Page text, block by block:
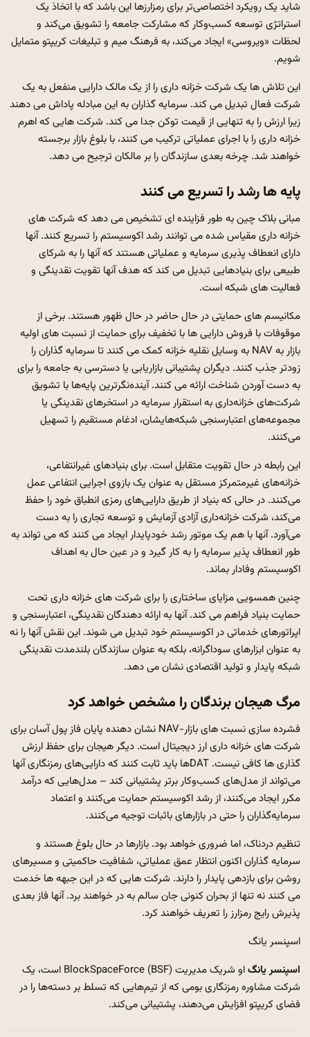
شاید یک رویکرد اختصاصی‌تر برای رمزارزها این باشد که با اتخاذ یک
استراتژی توسعه کسب‌وکار که مشارکت جامعه را تشویق می‌کند و
لحظات «ویروسی» ایجاد می‌کند، به فرهنگ میم و تبلیغات کریپتو متمایل
شویم.
این تلاش ها یک شرکت خزانه داری را از یک مالک دارایی منفعل به یک
شرکت فعال تبدیل می کند. سرمایه گذاران به این مبادله پاداش می دهند
زیرا ارزش را به تنهایی از قیمت توکن جدا می کند. شرکت هایی که اهرم
خزانه داری را با اجرای عملیاتی ترکیب می کنند، با بلوغ بازار برجسته
خواهند شد. چرخه بعدی سازندگان را بر مالکان ترجیح می دهد.
پایه ها رشد را تسریع می کنند
مبانی بلاک چین به طور فزاینده ای تشخیص می دهد که شرکت های
خزانه داری مقیاس شده می توانند رشد اکوسیستم را تسریع کنند. آنها
دارای انعطاف پذیری سرمایه و عملیاتی هستند که آنها را به شرکای
طبیعی برای بنیادهایی تبدیل می کند که هدف آنها تقویت نقدینگی و
فعالیت های شبکه است.
مکانیسم های حمایتی در حال حاضر در حال ظهور هستند. برخی از
موقوفات با فروش دارایی ها با تخفیف برای حمایت از نسبت های اولیه
بازار به NAV به وسایل نقلیه خزانه کمک می کنند تا سرمایه گذاران را
زودتر جذب کنند. دیگران پشتیبانی بازاریابی یا دسترسی به جامعه را برای
به دست آوردن شناخت ارائه می کنند. آینده‌نگرترین پایه‌ها با تشویق
شرکت‌های خزانه‌داری به استقرار سرمایه در استخرهای نقدینگی یا
مجموعه‌های اعتبارسنجی شبکه‌هایشان، ادغام مستقیم را تسهیل
می‌کنند.
این رابطه در حال تقویت متقابل است. برای بنیادهای غیرانتفاعی،
خزانه‌های غیرمتمرکز مستقل به عنوان یک بازوی اجرایی انتفاعی عمل
می‌کنند. در حالی که بنیاد از طریق دارایی‌های رمزی انطباق خود را حفظ
می‌کند، شرکت خزانه‌داری آزادی آزمایش و توسعه تجاری را به دست
می‌آورد. آنها با هم یک موتور رشد خودپایدار ایجاد می کنند که می تواند به
طور انعطاف پذیر سرمایه را به کار گیرد و در عین حال به اهداف
اکوسیستم وفادار بماند.
چنین همسویی مزایای ساختاری را برای شرکت های خزانه داری تحت
حمایت بنیاد فراهم می کند. آنها به ارائه دهندگان نقدینگی، اعتبارسنجی و
اپراتورهای خدماتی در اکوسیستم خود تبدیل می شوند. این نقش آنها را نه
به عنوان ابزارهای سوداگرانه، بلکه به عنوان سازندگان بلندمدت نقدینگی
شبکه پایدار و تولید اقتصادی نشان می دهد.
مرگ هیجان برندگان را مشخص خواهد کرد
فشرده سازی نسبت های بازار-NAV نشان دهنده پایان فاز پول آسان برای
شرکت های خزانه داری ارز دیجیتال است. دیگر هیجان برای حفظ ارزش
گذاری ها کافی نیست. DATها باید ثابت کنند که دارایی‌های رمزنگاری آنها
می‌تواند از مدل‌های کسب‌وکار برتر پشتیبانی کند – مدل‌هایی که درآمد
مکرر ایجاد می‌کنند، از رشد اکوسیستم حمایت می‌کنند و اعتماد
سرمایه‌گذاران را حتی در بازارهای باثبات توجیه می‌کنند.
تنظیم دردناک، اما ضروری خواهد بود. بازارها در حال بلوغ هستند و
سرمایه گذاران اکنون انتظار عمق عملیاتی، شفافیت حاکمیتی و مسیرهای
روشن برای بازدهی پایدار را دارند. شرکت هایی که در این جبهه ها خدمت
می کنند نه تنها از بحران کنونی جان سالم به در خواهند برد. آنها فاز بعدی
پذیرش رایج رمزارز را تعریف خواهند کرد.
اسپنسر یانگ
اسپنسر یانگ
او شریک مدیریت BlockSpaceForce (BSF) است، یک
شرکت مشاوره رمزنگاری بومی که از تیم‌هایی که تسلط بر دسته‌ها را در
فضای کریپتو افزایش می‌دهند، پشتیبانی می‌کند.